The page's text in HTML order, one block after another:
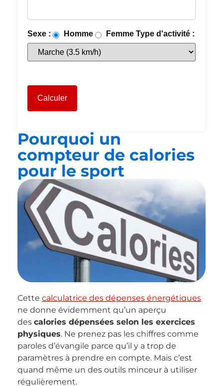
Sexe : Homme Femme Type d'activité :
Calculer
Pourquoi un
compteur de calories
pour le sport
Cette calculatrice des dépenses énergétiques
ne donne évidemment qu’un aperçu
des calories dépensées selon les exercices
physiques. Ne prenez pas les chiffres comme
paroles d’évangile parce qu’il y a trop de
paramètres à prendre en compte. Mais c’est
quand même un des outils minceur à utiliser
régulièrement.